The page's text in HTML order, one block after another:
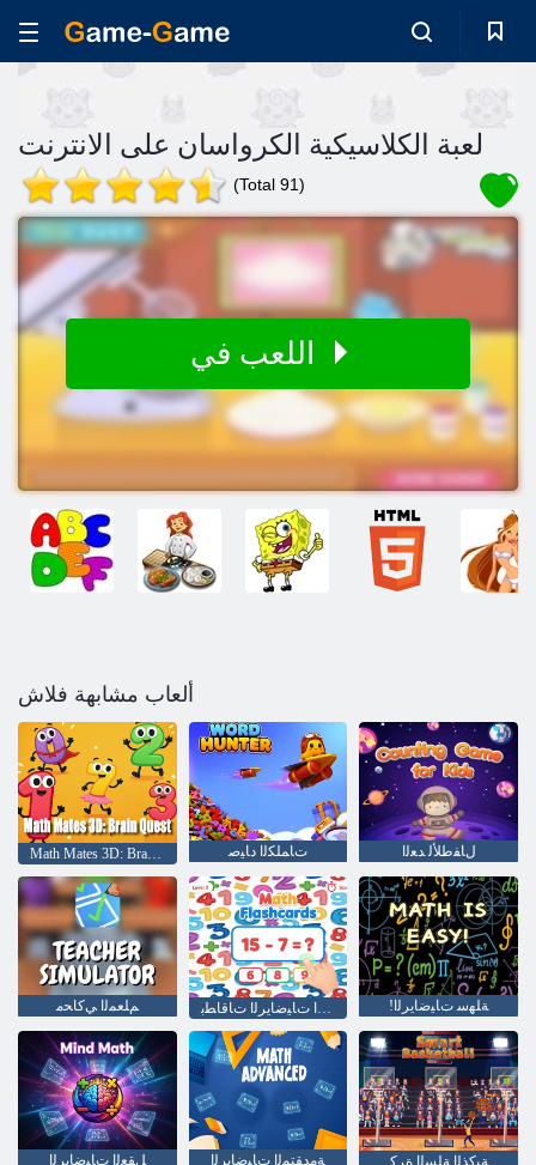
لعبة الكلاسيكية الكرواسان على الانترنت
(Total 91)
ألعاب مشابهة فلاش
Math Mates 3D: Brain Quest ﺕﺎﻤﻠﻜﻟﺍ ﺩﺎﻴﺻ ﻝﺎﻔﻃﻸ ﻟ ﺪﻌﻟﺍ
ﻢﻠﻌﻤﻟﺍ ﻲﻛﺎﺤﻣ ﺔﻴﻤﻴﻠﻌﺘﻟﺍ ﺕﺎﻴﺿﺎﻳﺮﻟﺍ ﺕﺎﻗﺎﻄﺑ !ﺔﻠﻬﺳ ﺕﺎﻴﺿﺎﻳﺮﻟﺍ
ﻞﻘﻌﻟﺍ ﺕﺎﻴﺿﺎﻳﺮﻟﺍ ﺔﻣﺪﻘﺘﻤﻟﺍ ﺕﺎﻴﺿﺎﻳﺮﻟﺍ